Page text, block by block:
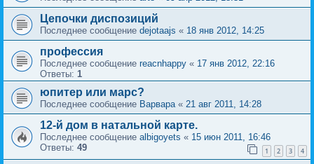
Цепочки диспозиций
Последнее сообщение dejotaajs « 18 янв 2012, 14:25
профессия
Последнее сообщение reacnhappy « 17 янв 2012, 22:16
Ответы: 1
юпитер или марс?
Последнее сообщение Варвара« 21 авг 2011, 14:28
12-й дом в натальной карте.
Последнее сообщение albigoyets « 15 июн 2011, 16:46
Ответы: 49 1 2 3 4